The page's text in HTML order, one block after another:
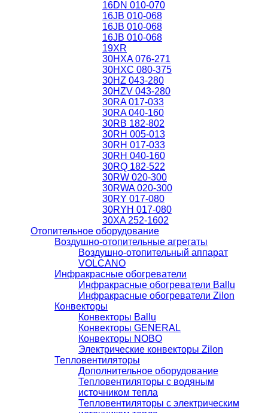
16DN 010-070
16JB 010-068
16JB 010-068
16JB 010-068
19XR
30HXA 076-271
30HXС 080-375
30HZ 043-280
30HZV 043-280
30RA 017-033
30RA 040-160
30RB 182-802
30RH 005-013
30RH 017-033
30RH 040-160
30RQ 182-522
30RW 020-300
30RWA 020-300
30RY 017-080
30RYH 017-080
30XA 252-1602
Отопительное оборудование
Воздушно-отопительные агрегаты
Воздушно-отопительный аппарат
VOLCANO
Инфракрасные обогреватели
Инфракрасные обогреватели Ballu
Инфракрасные обогреватели Zilon
Конвекторы
Конвекторы Ballu
Конвекторы GENERAL
Конвекторы NOBO
Электрические конвекторы Zilon
Тепловентиляторы
Дополнительное оборудование
Тепловентиляторы с водяным
источником тепла
Тепловентиляторы с электрическим